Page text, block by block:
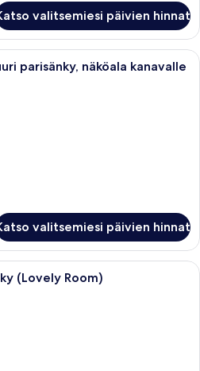
valitsemiesi päivien hinnat
Ylelliset vuodevaatteet, tallelokero
parisänky, näköala kanavalle
valitsemiesi päivien hinnat
Ylelliset vuodevaatteet, tallelokero
(Lovely Room)